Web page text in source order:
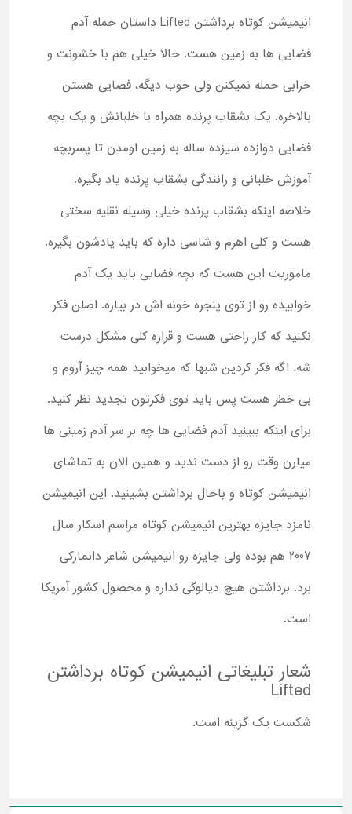
انیمیشن کوتاه برداشتن Lifted داستان حمله آدم
فضایی ها به زمین هست. حالا خیلی هم با خشونت و
خرابی حمله نمیکنن ولی خوب دیگه، فضایی هستن
بالاخره. یک بشقاب پرنده همراه با خلبانش و یک بچه
فضایی دوازده سیزده ساله به زمین اومدن تا پسربچه
آموزش خلبانی و رانندگی بشقاب پرنده یاد بگیره.
خلاصه اینکه بشقاب پرنده خیلی وسیله نقلیه سختی
هست و کلی اهرم و شاسی داره که باید یادشون بگیره.
ماموریت این هست که بچه فضایی باید یک آدم
خوابیده رو از توی پنجره خونه اش در بیاره. اصلن فکر
نکنید که کار راحتی هست و قراره کلی مشکل درست
شه. اگه فکر کردین شبها که میخوابید همه چیز آروم و
بی خطر هست پس باید توی فکرتون تجدید نظر کنید.
برای اینکه ببینید آدم فضایی ها چه بر سر آدم زمینی ها
میارن وقت رو از دست ندید و همین الان به تماشای
انیمیشن کوتاه و باحال برداشتن بشینید. این انیمیشن
نامزد جایزه بهترین انیمیشن کوتاه مراسم اسکار سال
2007 هم بوده ولی جایزه رو انیمیشن شاعر دانمارکی
برد. برداشتن هیچ دیالوگی نداره و محصول کشور آمریکا
است.
شعار تبلیغاتی انیمیشن کوتاه برداشتن
Lifted
شکست یک گزینه است.